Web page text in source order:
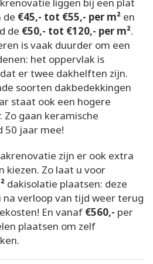
de €45,- tot €55,- per m² en
de €50,- tot €120,- per m².
is vaak duurder om een
het oppervlak is
er twee dakhelften zijn.
soorten dakbedekkingen
staat ook een hogere
Zo gaan keramische
50 jaar mee!
zijn er ook extra
kiezen. Zo laat u voor
dakisolatie plaatsen: deze
verloop van tijd weer terug
En vanaf €560,- per
plaatsen om zelf